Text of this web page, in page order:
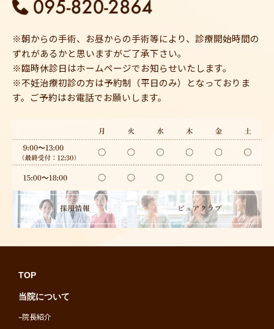
※朝からの手術、お昼からの手術等により、診療開始時間の
ずれがあるかと思いますがご了承下さい。
※臨時休診日はホームページでお知らせいたします。
※不妊治療初診の方は予約制（平日のみ）となっておりま
す。ご予約はお電話でお願いします。
TOP
当院について
–院長紹介